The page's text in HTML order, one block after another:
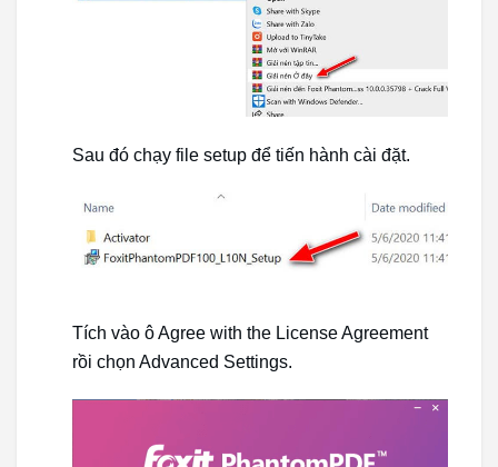
Sau đó chạy file setup để tiến hành cài đặt.
Tích vào ô Agree with the License Agreement
rồi chọn Advanced Settings.